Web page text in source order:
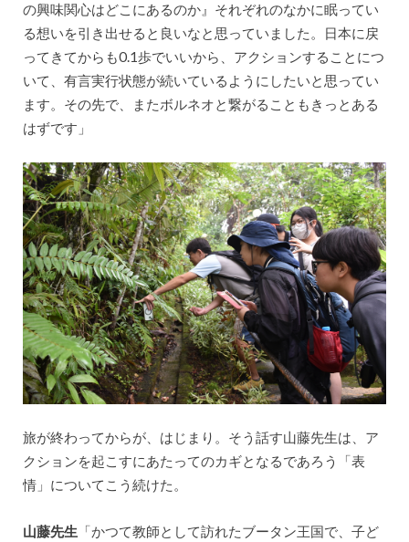
の興味関心はどこにあるのか』それぞれのなかに眠ってい
る想いを引き出せると良いなと思っていました。日本に戻
ってきてからも0.1歩でいいから、アクションすることにつ
いて、有言実行状態が続いているようにしたいと思ってい
ます。その先で、またボルネオと繋がることもきっとある
はずです」
旅が終わってからが、はじまり。そう話す山藤先生は、ア
クションを起こすにあたってのカギとなるであろう「表
情」についてこう続けた。
山藤先生 「かつて教師として訪れたブータン王国で、子ど